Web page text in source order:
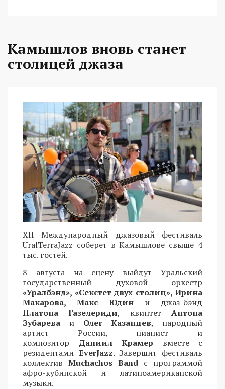
Камышлов вновь станет
столицей джаза
XII Международный джазовый фестиваль
UralTerraJazz соберет в Камышлове свыше 4
тыс. гостей.
8 августа на сцену выйдут Уральский
государственный духовой оркестр
«Уралбэнд», «Секстет двух столиц», Ирина
Макарова, Макс Юдин и джаз-бэнд
Платона Газелериди, квинтетАнтона
Зубарева и Олег Казанцев, народный
артист России, пианист и
композитор Даниил Крамер вместе с
резидентами EverJazz. Завершит фестиваль
коллектив Muchachos Band с программой
афро-кубинской и латиноамериканской
музыки.